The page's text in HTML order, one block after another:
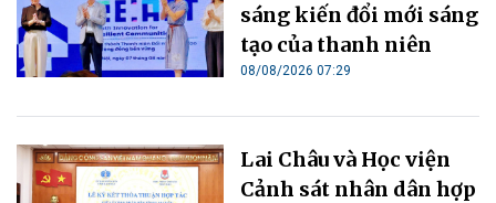
sáng kiến đổi mới sáng
tạo của thanh niên
08/08/2026 07:29
Lai Châu và Học viện
Cảnh sát nhân dân hợp